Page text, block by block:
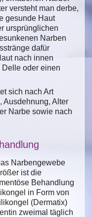
versteht man derbe,
gesunde Haut
ursprünglichen
Narben
dafür
nach innen
oder einen
sich nach Art
Ausdehnung, Alter
Narbe sowie nach
Narbengewebe
ist die
Behandlung
in Form von
(Dermatix)
zweimal täglich